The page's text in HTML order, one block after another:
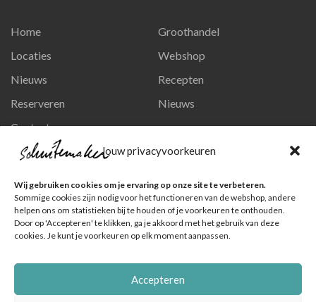
Jouw privacyvoorkeuren
Wij gebruiken cookies om je ervaring op onze site te verbeteren.
Sommige cookies zijn nodig voor het functioneren van de webshop, andere
helpen ons om statistieken bij te houden of je voorkeuren te onthouden.
Door op 'Accepteren' te klikken, ga je akkoord met het gebruik van deze
cookies. Je kunt je voorkeuren op elk moment aanpassen.
Accepteren
Home
Locaties
Nieuws
Reserveren
Contact
Privacy en persoonsgegevens
Groothandel
Webshop
Recepten
Nieuws
Ga naar onze pagina
Volg ons op Instagram
Ga naar onze pagina